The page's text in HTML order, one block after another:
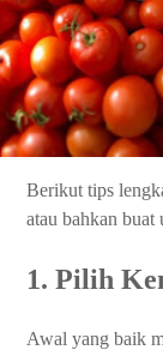
Berikut tips
atau bahkan buat
1. Pilih
Awal yang baik